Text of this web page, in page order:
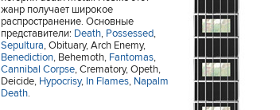
жанр получает широкое
распространение. Основные
представители: Death, Possessed,
Sepultura, Obituary, Arch Enemy,
Benediction, Behemoth, Fantomas,
Cannibal Corpse, Crematory, Opeth,
Deicide, Hypocrisy, In Flames, Napalm
Death.